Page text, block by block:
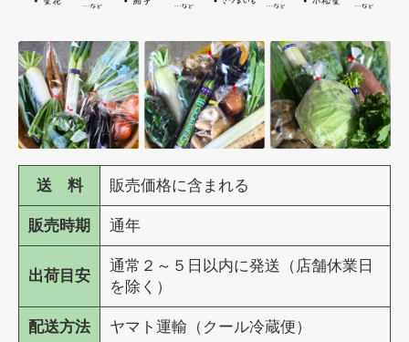
送 料 販売価格に含まれる
販売時期 通年
出荷目安
通常２～５日以内に発送（店舗休業日
を除く）
配送方法 ヤマト運輸（クール冷蔵便）